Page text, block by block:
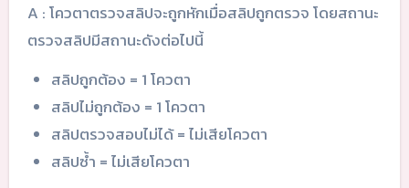
A : โควตาตรวจสลิปจะถูกหักเมื่อสลิปถูกตรวจ โดยสถานะ
ตรวจสลิปมีสถานะดังต่อไปนี้
สลิปถูกต้อง = 1 โควตา
สลิปไม่ถูกต้อง = 1 โควตา
สลิปตรวจสอบไม่ได้ = ไม่เสียโควตา
สลิปซ้ำ = ไม่เสียโควตา